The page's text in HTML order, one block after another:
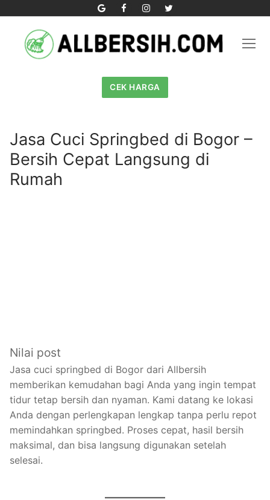
content
CEK HARGA
Jasa Cuci Springbed di Bogor –
Bersih Cepat Langsung di
Rumah
Nilai post
Jasa cuci springbed di Bogor dari Allbersih
memberikan kemudahan bagi Anda yang ingin tempat
tidur tetap bersih dan nyaman. Kami datang ke lokasi
Anda dengan perlengkapan lengkap tanpa perlu repot
memindahkan springbed. Proses cepat, hasil bersih
maksimal, dan bisa langsung digunakan setelah
selesai.